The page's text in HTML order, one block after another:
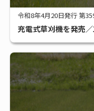
令和8年4月20日発行 第
充電式草刈機を発売